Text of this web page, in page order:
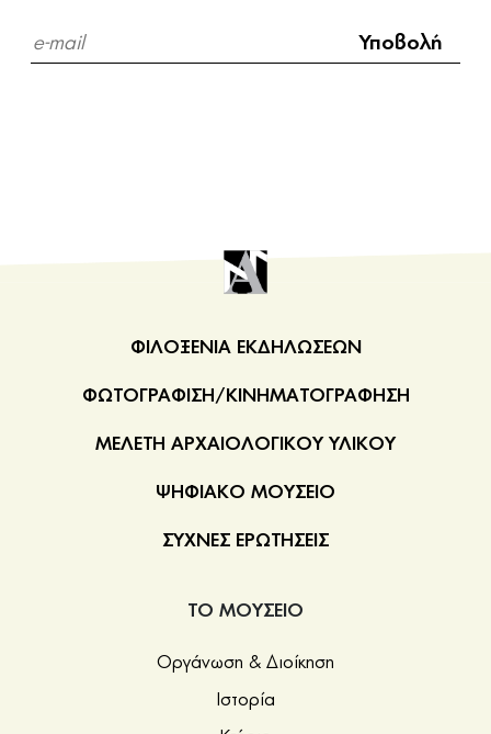
μιλούσαν υποτιμητικά για αυτές. Η
ΦΙΛΟΞΕΝΙΑ ΕΚΔΗΛΩΣΕΩΝ
ΦΩΤΟΓΡΑΦΙΣΗ/ΚΙΝΗΜΑΤΟΓΡΑΦΗΣΗ
ΜΕΛΕΤΗ ΑΡΧΑΙΟΛΟΓΙΚΟΥ ΥΛΙΚΟΥ
ΨΗΦΙΑΚΟ ΜΟΥΣΕΙΟ
ΣΥΧΝΕΣ ΕΡΩΤΗΣΕΙΣ
ΤΟ ΜΟΥΣΕΙΟ
Οργάνωση & Διοίκηση
Ιστορία